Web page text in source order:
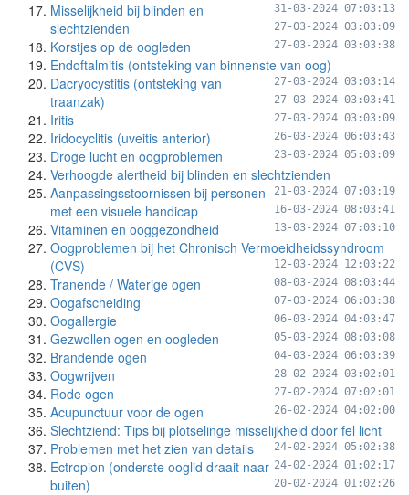
31-03-2024 07:03:13
Misselijkheid bij blinden en
slechtzienden
27-03-2024 03:03:09
Korstjes op de oogleden 27-03-2024 03:03:38
Endoftalmitis (ontsteking van binnenste van oog)
27-03-2024 03:03:14
Dacryocystitis (ontsteking van
traanzak)
27-03-2024 03:03:41
Iritis 27-03-2024 03:03:09
Iridocyclitis (uveitis anterior) 26-03-2024 06:03:43
Droge lucht en oogproblemen 23-03-2024 05:03:09
Verhoogde alertheid bij blinden en slechtzienden
21-03-2024 07:03:19
Aanpassingsstoornissen bij personen
met een visuele handicap
16-03-2024 08:03:41
Vitaminen en ooggezondheid 13-03-2024 07:03:10
Oogproblemen bij het Chronisch Vermoeidheidssyndroom
(CVS)
12-03-2024 12:03:22
Tranende / Waterige ogen 08-03-2024 08:03:44
Oogafscheiding 07-03-2024 06:03:38
Oogallergie 06-03-2024 04:03:47
Gezwollen ogen en oogleden 05-03-2024 08:03:08
Brandende ogen 04-03-2024 06:03:39
Oogwrijven 28-02-2024 03:02:01
Rode ogen 27-02-2024 07:02:01
Acupunctuur voor de ogen 26-02-2024 04:02:00
Slechtziend: Tips bij plotselinge misselijkheid door fel licht
24-02-2024 05:02:38
Problemen met het zien van details
24-02-2024 01:02:17
Ectropion (onderste ooglid draait naar
buiten)
20-02-2024 01:02:26